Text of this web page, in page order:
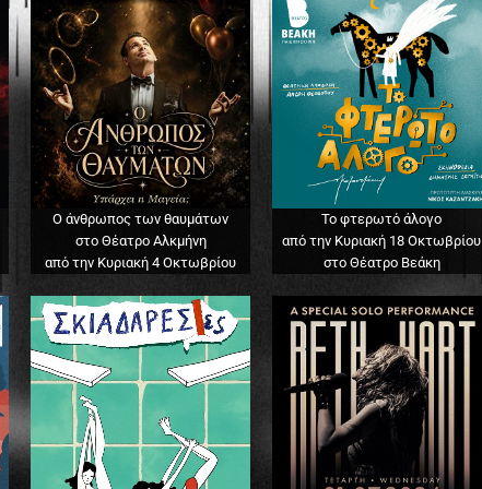
Ο άνθρωπος των θαυμάτων
στο Θέατρο Αλκμήνη
από την Κυριακή 4 Οκτωβρίου
Το φτερωτό άλογο
από την Κυριακή 18 Οκτωβρίου
στο Θέατρο Βεάκη